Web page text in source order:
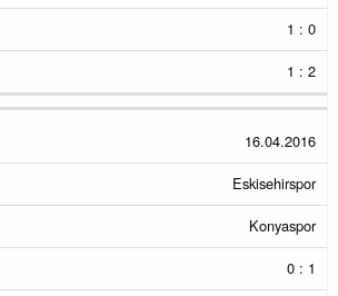
1 : 0
1 : 2
16.04.2016
Eskisehirspor
Konyaspor
0 : 1